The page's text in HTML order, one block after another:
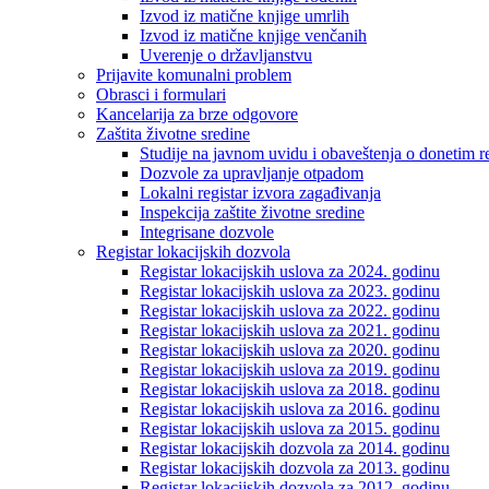
Izvod iz matične knjige umrlih
Izvod iz matične knjige venčanih
Uverenje o državljanstvu
Prijavite komunalni problem
Obrasci i formulari
Kancelarija za brze odgovore
Zaštita životne sredine
Studije na javnom uvidu i obaveštenja o donetim
Dozvole za upravljanje otpadom
Lokalni registar izvora zagađivanja
Inspekcija zaštite životne sredine
Integrisane dozvole
Registar lokacijskih dozvola
Registar lokacijskih uslova za 2024. godinu
Registar lokacijskih uslova za 2023. godinu
Registar lokacijskih uslova za 2022. godinu
Registar lokacijskih uslova za 2021. godinu
Registar lokacijskih uslova za 2020. godinu
Registar lokacijskih uslova za 2019. godinu
Registar lokacijskih uslova za 2018. godinu
Registar lokacijskih uslova za 2016. godinu
Registar lokacijskih uslova za 2015. godinu
Registar lokacijskih dozvola za 2014. godinu
Registar lokacijskih dozvola za 2013. godinu